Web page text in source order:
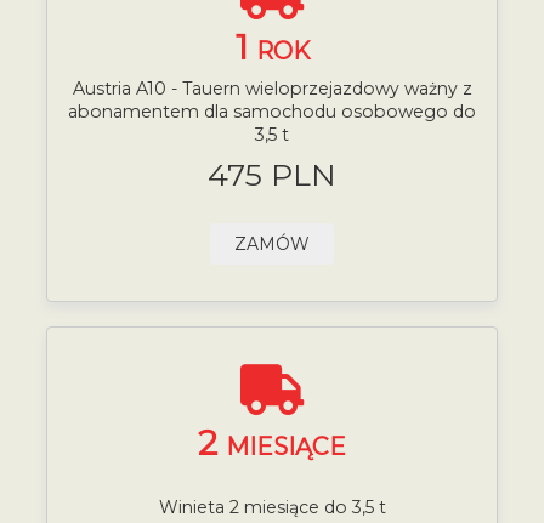
1 ROK
Austria A10 - Tauern wieloprzejazdowy ważny z
abonamentem dla samochodu osobowego do
3,5 t
475 PLN
ZAMÓW
2 MIESIĄCE
Winieta 2 miesiące do 3,5 t